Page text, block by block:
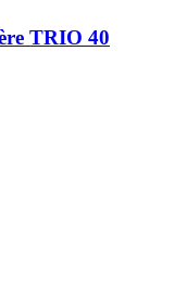
TRIO 40